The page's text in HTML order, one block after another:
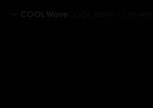
COOL Wave